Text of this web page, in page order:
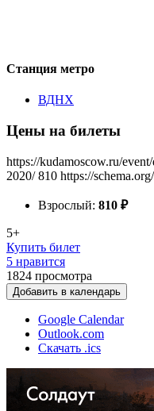
Станция метро
ВДНХ
Цены на билеты
https://kudamoscow.ru/
2020/ 810 https://
Взрослый: 810 ₽
5+
Купить билет
5 нравится
1824 просмотра
Добавить в календарь
Google Calendar
Outlook.com
Скачать .ics